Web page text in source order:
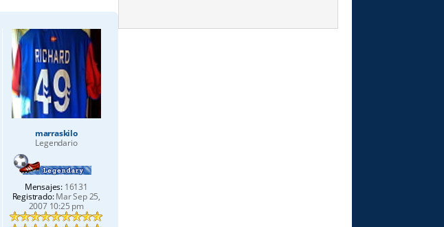
marraskilo
Legendario
Mensajes: 16131
Registrado:Mar Sep 25,
2007 10:25 pm